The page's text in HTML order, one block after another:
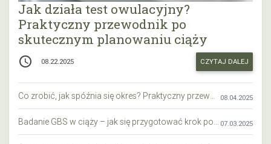
Jak działa test owulacyjny?
Praktyczny przewodnik po
skutecznym planowaniu ciąży
access_time 08.22.2025 CZYTAJ DALEJ
08.04.2025
07.03.2025